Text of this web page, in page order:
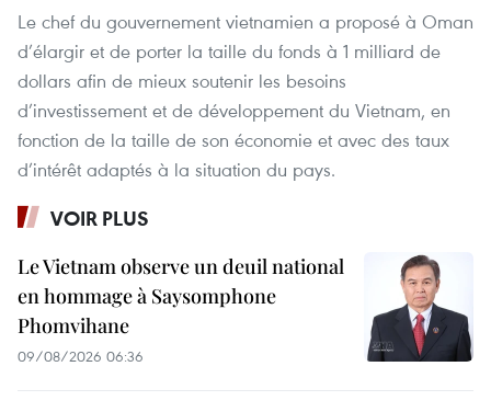
Le chef du gouvernement vietnamien a proposé à Oman
d’élargir et de porter la taille du fonds à 1 milliard de
dollars afin de mieux soutenir les besoins
d’investissement et de développement du Vietnam, en
fonction de la taille de son économie et avec des taux
d’intérêt adaptés à la situation du pays.
VOIR PLUS
Le Vietnam observe un deuil national
en hommage à Saysomphone
Phomvihane
09/08/2026 06:36